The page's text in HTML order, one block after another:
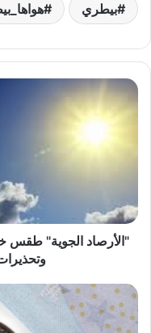
بيطري
"الأرصاد
الجوية"
طقس
الصباح
الباكر
وتحذيرات
المائية
"الأرصاد الجوية" طقس
استقرار
سعر
اليورو